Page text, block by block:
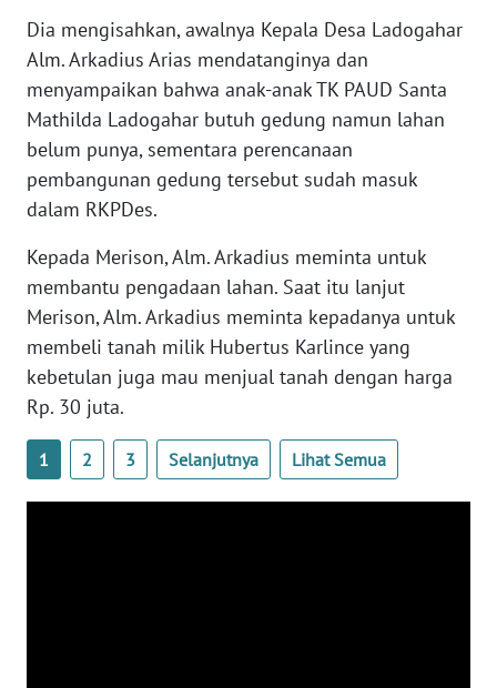
Dia mengisahkan, awalnya Kepala Desa Ladogahar
Alm. Arkadius Arias mendatanginya dan
menyampaikan bahwa anak-anak TK PAUD Santa
Mathilda Ladogahar butuh gedung namun lahan
belum punya, sementara perencanaan
pembangunan gedung tersebut sudah masuk
dalam RKPDes.
Kepada Merison, Alm. Arkadius meminta untuk
membantu pengadaan lahan. Saat itu lanjut
Merison, Alm. Arkadius meminta kepadanya untuk
membeli tanah milik Hubertus Karlince yang
kebetulan juga mau menjual tanah dengan harga
Rp. 30 juta.
1 2 3 Selanjutnya Lihat Semua
SULTRA
WN
NTB
WN
SULTENG
WN
SULBAR
WN
SUMBAR
WN